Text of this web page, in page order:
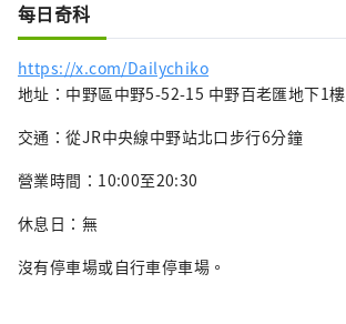
每日奇科
https://x.com/Dailychiko
地址：中野區中野5-52-15 中野百老匯地下1樓
交通：從JR中央線中野站北口步行6分鐘
營業時間：10:00至20:30
休息日：無
沒有停車場或自行車停車場。